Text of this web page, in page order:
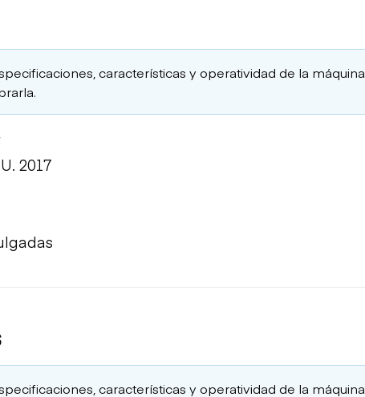
características y operatividad de la máquina
2017
características y operatividad de la máquina